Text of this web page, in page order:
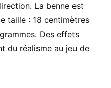
La benne est
taille : 18 centimètres
Des effets
du réalisme au jeu de